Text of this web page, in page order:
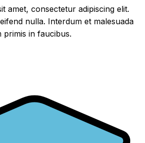
amet, consectetur adipiscing elit.
nulla. Interdum et malesuada
primis in faucibus.